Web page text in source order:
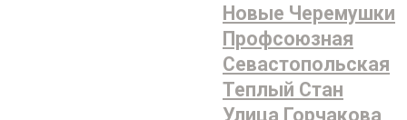
Новые Черемушки
Профсоюзная
Севастопольская
Теплый Стан
Улица Горчакова